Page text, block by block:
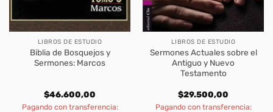
LIBROS DE ESTUDIO
Biblia de Bosquejos y
Sermones: Marcos
$46.600,00
Pagando con transferencia:
LIBROS DE ESTUDIO
Sermones Actuales sobre el
Antiguo y Nuevo
Testamento
$29.500,00
Pagando con transferencia: